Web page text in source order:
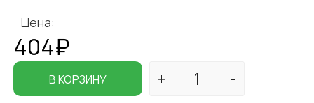
Цена:
404₽
В КОРЗИНУ